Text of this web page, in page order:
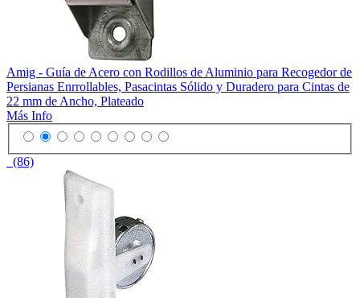
Amig - Guía de Acero con Rodillos de Aluminio para Recogedor de
Persianas Enrrollables, Pasacintas Sólido y Duradero para Cintas de
22 mm de Ancho, Plateado
Más Info
(86)